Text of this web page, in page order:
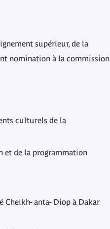
supérieur, de la
nomination à la commission
culturels de la
et de la programmation
Cheikh- anta- Diop à Dakar